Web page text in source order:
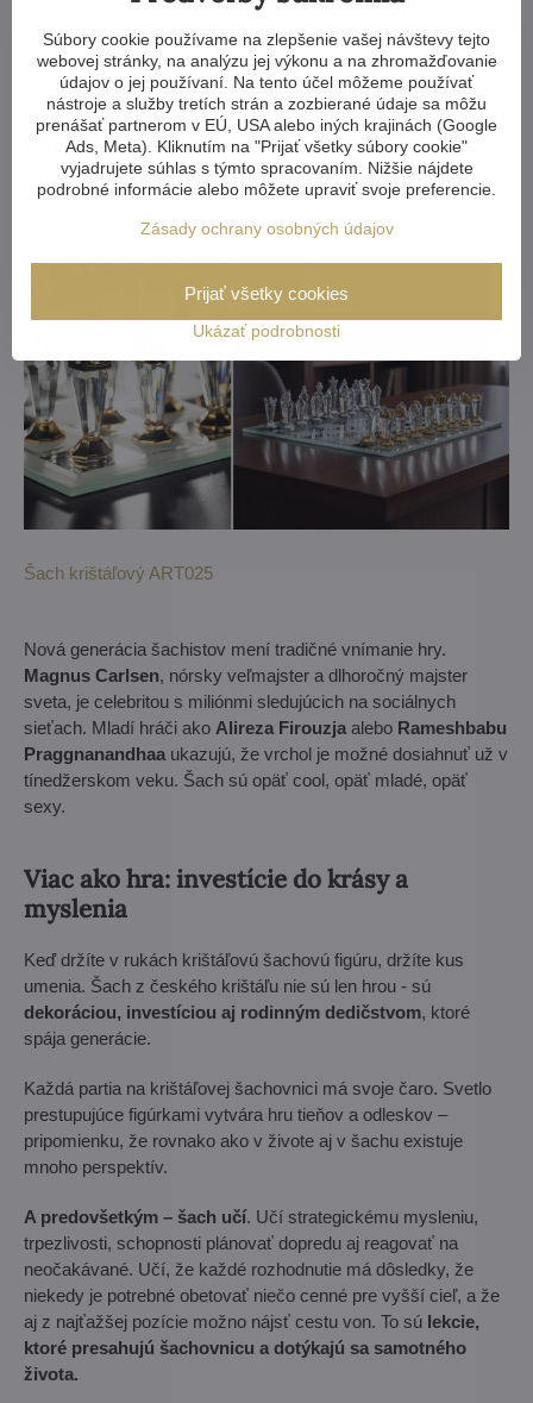
Ak si niekto myslel, že v ére chytrých telefónov a rýchleho
obsahu šach stratí na popularite, veľmi sa mýlil. Vďaka online
platformám ako Chess.com, ktorá má vyše 150 miliónov
registrovaných užívateľov, zažívajú šach nebývalý boom.
Netflix seriál "Gambit kráľovnej"z roku 2020 potom spustil
celosvetovú vlnu záujmu - predaj šachových súprav vzrástol
počas mesiaca o stovky percent.
Šach krištáľový ART025
Nová generácia šachistov mení tradičné vnímanie hry.
Magnus Carlsen, nórsky veľmajster a dlhoročný majster
sveta, je celebritou s miliónmi sledujúcich na sociálnych
sieťach. Mladí hráči ako Alireza Firouzja alebo Rameshbabu
Praggnanandhaa ukazujú, že vrchol je možné dosiahnuť už v
tínedžerskom veku. Šach sú opäť cool, opäť mladé, opäť
sexy.
Viac ako hra: investície do krásy a
myslenia
Keď držíte v rukách krištáľovú šachovú figúru, držíte kus
umenia. Šach z českého krištáľu nie sú len hrou - sú
dekoráciou, investíciou aj rodinným dedičstvom, ktoré
spája generácie.
Každá partia na krištáľovej šachovnici má svoje čaro. Svetlo
prestupujúce figúrkami vytvára hru tieňov a odleskov –
pripomienku, že rovnako ako v živote aj v šachu existuje
mnoho perspektív.
A predovšetkým – šach učí. Učí strategickému mysleniu,
trpezlivosti, schopnosti plánovať dopredu aj reagovať na
neočakávané. Učí, že každé rozhodnutie má dôsledky, že
niekedy je potrebné obetovať niečo cenné pre vyšší cieľ, a že
aj z najťažšej pozície možno nájsť cestu von. To sú lekcie,
ktoré presahujú šachovnicu a dotýkajú sa samotného
života.
Súbory cookie používame na zlepšenie vašej návštevy tejto
webovej stránky, na analýzu jej výkonu a na zhromažďovanie
údajov o jej používaní. Na tento účel môžeme používať
nástroje a služby tretích strán a zozbierané údaje sa môžu
prenášať partnerom v EÚ, USA alebo iných krajinách (Google
Ads, Meta). Kliknutím na "Prijať všetky súbory cookie"
vyjadrujete súhlas s týmto spracovaním. Nižšie nájdete
podrobné informácie alebo môžete upraviť svoje preferencie.
Zásady ochrany osobných údajov
Ukázať podrobnosti
Prijať všetky cookies